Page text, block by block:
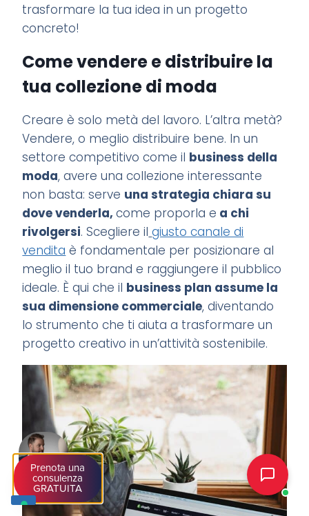
trasformare la tua idea in un progetto
concreto!
Come vendere e distribuire la
tua collezione di moda
Creare è solo metà del lavoro. L’altra metà?
Vendere, o meglio distribuire bene. In un
settore competitivo come il business della
moda, avere una collezione interessante
non basta: serve una strategia chiara su
dove venderla,come proporla e a chi
rivolgersi. Scegliere il giusto canale di
vendita è fondamentale per posizionare al
meglio il tuo brand e raggiungere il pubblico
ideale. È qui che il business plan assume la
sua dimensione commerciale, diventando
lo strumento che ti aiuta a trasformare un
progetto creativo in un’attività sostenibile.
Prenota una
consulenza
GRATUITA